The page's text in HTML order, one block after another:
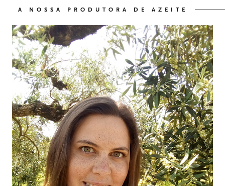
01 QUINTA DE LEMOS
02 AS NOSSAS MÃOS
03 OS NOSSOS VINHOS
04 O NOSSO AZEITE
05 VISITE-NOS
A NOSSA PRODUTORA DE AZEITE